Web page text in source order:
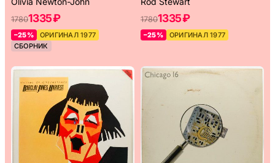
17801335 ₽
–25%
ОРИГИНАЛ 1977
СБОРНИК
17801335 ₽
–25% ОРИГИНАЛ 1977